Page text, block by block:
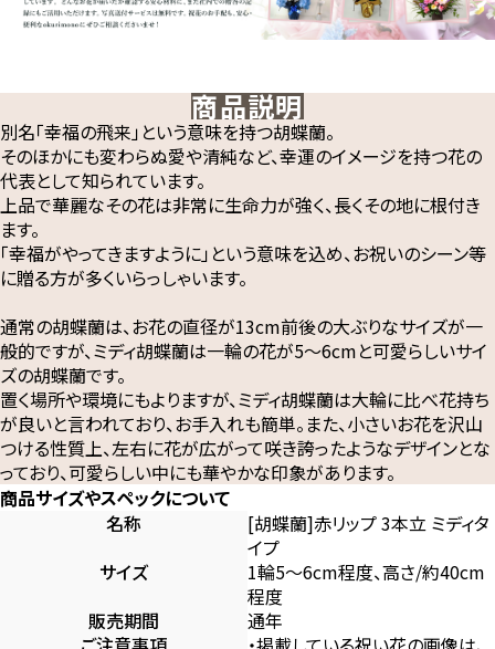
商品説明
別名「幸福の飛来」という意味を持つ胡蝶蘭。
そのほかにも変わらぬ愛や清純など、幸運のイメージを持つ花の
代表として知られています。
上品で華麗なその花は非常に生命力が強く、長くその地に根付き
ます。
「幸福がやってきますように」という意味を込め、お祝いのシーン等
に贈る方が多くいらっしゃいます。
通常の胡蝶蘭は、お花の直径が13cm前後の大ぶりなサイズが一
般的ですが、ミディ胡蝶蘭は一輪の花が5～6cmと可愛らしいサイ
ズの胡蝶蘭です。
置く場所や環境にもよりますが、ミディ胡蝶蘭は大輪に比べ花持ち
が良いと言われており、お手入れも簡単。また、小さいお花を沢山
つける性質上、左右に花が広がって咲き誇ったようなデザインとな
っており、可愛らしい中にも華やかな印象があります。
商品サイズやスペックについて
名称
[胡蝶蘭]赤リップ 3本立 ミディタ
イプ
サイズ
1輪5～6cm程度、高さ/約40cm
程度
販売期間
通年